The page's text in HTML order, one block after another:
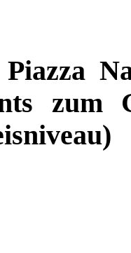
zum